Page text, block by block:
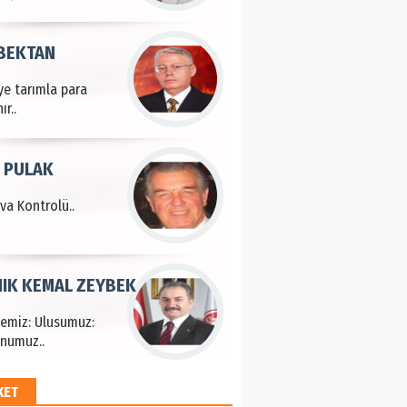
tarımla para
Kontrolü..
PULAK
Ulusumuz:
KEMAL ZEYBEK
HAYRİ PEKER